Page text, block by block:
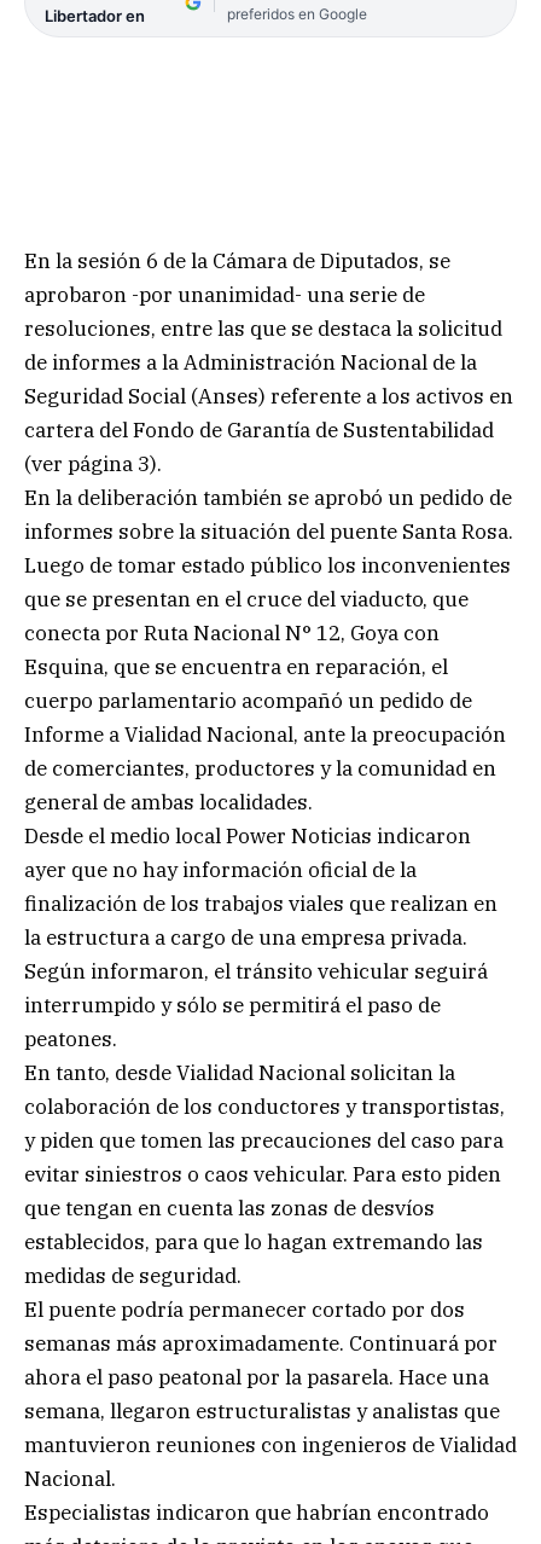
Libertador en
preferidos en Google
En la sesión 6 de la Cámara de Diputados, se
aprobaron -por unanimidad- una serie de
resoluciones, entre las que se destaca la solicitud
de informes a la Administración Nacional de la
Seguridad Social (Anses) referente a los activos en
cartera del Fondo de Garantía de Sustentabilidad
(ver página 3).
En la deliberación también se aprobó un pedido de
informes sobre la situación del puente Santa Rosa.
Luego de tomar estado público los inconvenientes
que se presentan en el cruce del viaducto, que
conecta por Ruta Nacional N° 12, Goya con
Esquina, que se encuentra en reparación, el
cuerpo parlamentario acompañó un pedido de
Informe a Vialidad Nacional, ante la preocupación
de comerciantes, productores y la comunidad en
general de ambas localidades.
Desde el medio local Power Noticias indicaron
ayer que no hay información oficial de la
finalización de los trabajos viales que realizan en
la estructura a cargo de una empresa privada.
Según informaron, el tránsito vehicular seguirá
interrumpido y sólo se permitirá el paso de
peatones.
En tanto, desde Vialidad Nacional solicitan la
colaboración de los conductores y transportistas,
y piden que tomen las precauciones del caso para
evitar siniestros o caos vehicular. Para esto piden
que tengan en cuenta las zonas de desvíos
establecidos, para que lo hagan extremando las
medidas de seguridad.
El puente podría permanecer cortado por dos
semanas más aproximadamente. Continuará por
ahora el paso peatonal por la pasarela. Hace una
semana, llegaron estructuralistas y analistas que
mantuvieron reuniones con ingenieros de Vialidad
Nacional.
Especialistas indicaron que habrían encontrado